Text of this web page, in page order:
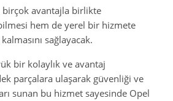
birçok avantajla birlikte
hem de yerel bir hizmete
sağlayacak.
bir kolaylık ve avantaj
parçalara ulaşarak güvenliği ve
sunan bu hizmet sayesinde Opel